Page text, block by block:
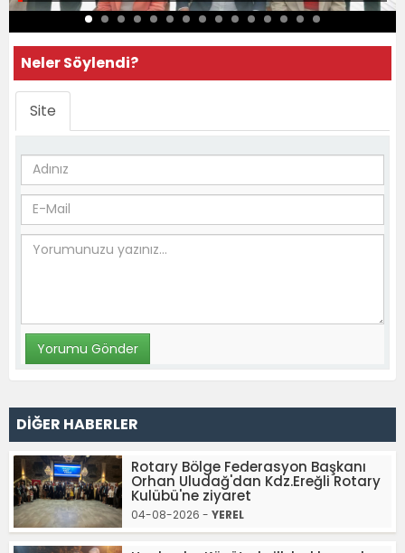
Neler Söylendi?
Site
DİĞER HABERLER
Rotary Bölge Federasyon Başkanı
Orhan Uludağ'dan Kdz.Ereğli Rotary
Kulübü'ne ziyaret
04-08-2026 - YEREL